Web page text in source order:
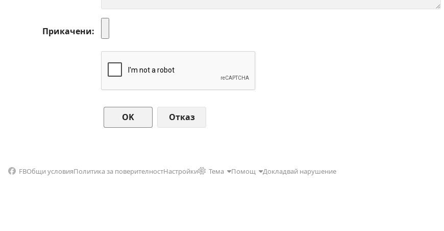
Прикачени
Отказ
FBОбщи условияПолитика за поверителностНастройки Тема Помощ Докладвай нарушение